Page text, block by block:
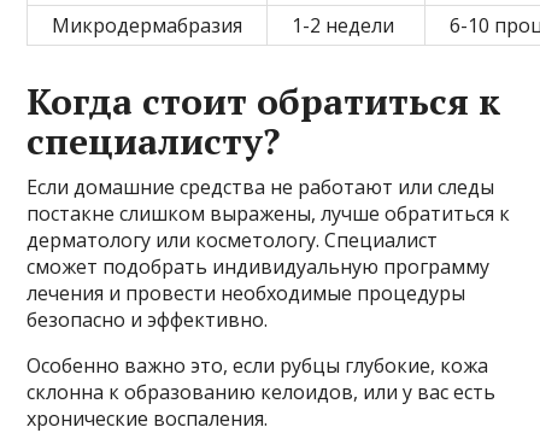
Микродермабразия
1-2 недели 6-10
Когда стоит обратиться к
специалисту?
Если домашние средства не работают или следы
постакне слишком выражены, лучше обратиться к
дерматологу или косметологу. Специалист
сможет подобрать индивидуальную программу
лечения и провести необходимые процедуры
безопасно и эффективно.
Особенно важно это, если рубцы глубокие, кожа
склонна к образованию келоидов, или у вас есть
хронические воспаления.